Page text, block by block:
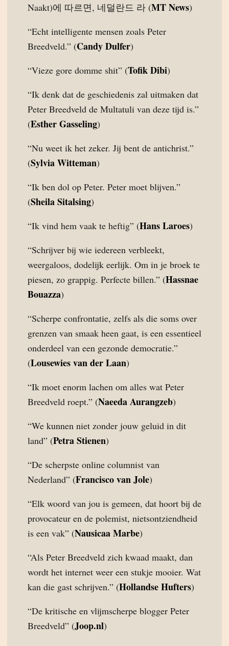
Naakt)에 따르면, 네덜란드 라 (MT News)
“Echt intelligente mensen zoals Peter
Breedveld.” (Candy Dulfer)
“Vieze gore domme shit” (Tofik Dibi)
“Ik denk dat de geschiedenis zal uitmaken dat
Peter Breedveld de Multatuli van deze tijd is.”
(Esther Gasseling)
“Nu weet ik het zeker. Jij bent de antichrist.”
(Sylvia Witteman)
“Ik ben dol op Peter. Peter moet blijven.”
(Sheila Sitalsing)
“Ik vind hem vaak te heftig” (Hans Laroes)
“Schrijver bij wie iedereen verbleekt,
weergaloos, dodelijk eerlijk. Om in je broek te
piesen, zo grappig. Perfecte billen.” (Hassnae
Bouazza)
“Scherpe confrontatie, zelfs als die soms over
grenzen van smaak heen gaat, is een essentieel
onderdeel van een gezonde democratie.”
(Lousewies van der Laan)
“Ik moet enorm lachen om alles wat Peter
Breedveld roept.” (Naeeda Aurangzeb)
“We kunnen niet zonder jouw geluid in dit
land” (Petra Stienen)
“De scherpste online columnist van
Nederland” (Francisco van Jole)
“Elk woord van jou is gemeen, dat hoort bij de
provocateur en de polemist, nietsontziendheid
is een vak” (Nausicaa Marbe)
“Als Peter Breedveld zich kwaad maakt, dan
wordt het internet weer een stukje mooier. Wat
kan die gast schrijven.” (Hollandse Hufters)
“De kritische en vlijmscherpe blogger Peter
Breedveld” (Joop.nl)